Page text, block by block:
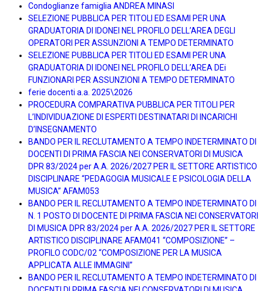
Condoglianze famiglia ANDREA MINASI
SELEZIONE PUBBLICA PER TITOLI ED ESAMI PER UNA
GRADUATORIA DI IDONEI NEL PROFILO DELL’AREA DEGLI
OPERATORI PER ASSUNZIONI A TEMPO DETERMINATO
SELEZIONE PUBBLICA PER TITOLI ED ESAMI PER UNA
GRADUATORIA DI IDONEI NEL PROFILO DELL’AREA DEi
FUNZIONARI PER ASSUNZIONI A TEMPO DETERMINATO
ferie docenti a.a. 2025\2026
PROCEDURA COMPARATIVA PUBBLICA PER TITOLI PER
L’INDIVIDUAZIONE DI ESPERTI DESTINATARI DI INCARICHI
D’INSEGNAMENTO
BANDO PER IL RECLUTAMENTO A TEMPO INDETERMINATO DI
DOCENTI DI PRIMA FASCIA NEI CONSERVATORI DI MUSICA
DPR 83/2024 per A.A. 2026/2027 PER IL SETTORE ARTISTICO
DISCIPLINARE “PEDAGOGIA MUSICALE E PSICOLOGIA DELLA
MUSICA” AFAM053
BANDO PER IL RECLUTAMENTO A TEMPO INDETERMINATO DI
N. 1 POSTO DI DOCENTE DI PRIMA FASCIA NEI CONSERVATORI
DI MUSICA DPR 83/2024 per A.A. 2026/2027 PER IL SETTORE
ARTISTICO DISCIPLINARE AFAM041 “COMPOSIZIONE” –
PROFILO CODC/02 “COMPOSIZIONE PER LA MUSICA
APPLICATA ALLE IMMAGINI”
BANDO PER IL RECLUTAMENTO A TEMPO INDETERMINATO DI